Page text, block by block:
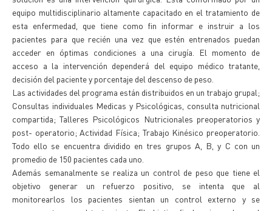
equipo multidisciplinario altamente capacitado en el tratamiento de
esta enfermedad, que tiene como fin informar e instruir a los
pacientes para que recién una vez que estén entrenados puedan
acceder en óptimas condiciones a una cirugía. El momento de
acceso a la intervención dependerá del equipo médico tratante,
decisión del paciente y porcentaje del descenso de peso.
Las actividades del programa están distribuidos en un trabajo grupal;
Consultas individuales Medicas y Psicológicas, consulta nutricional
compartida; Talleres Psicológicos Nutricionales preoperatorios y
post- operatorio; Actividad Física; Trabajo Kinésico preoperatorio.
Todo ello se encuentra dividido en tres grupos A, B, y C con un
promedio de 150 pacientes cada uno.
Además semanalmente se realiza un control de peso que tiene el
objetivo generar un refuerzo positivo, se intenta que al
monitorearlos los pacientes sientan un control externo y se